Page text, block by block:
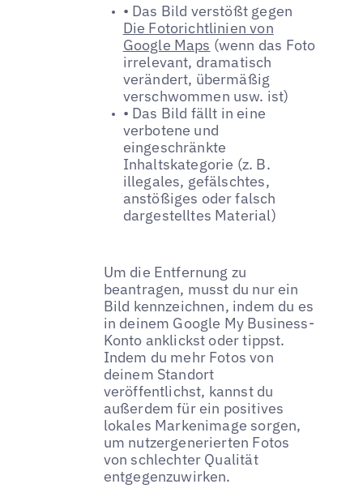
• Das Bild verstößt gegen
Die Fotorichtlinien von
Google Maps (wenn das Foto
irrelevant, dramatisch
verändert, übermäßig
verschwommen usw. ist)
• Das Bild fällt in eine
verbotene und
eingeschränkte
Inhaltskategorie (z. B.
illegales, gefälschtes,
anstößiges oder falsch
dargestelltes Material)
Um die Entfernung zu
beantragen, musst du nur ein
Bild kennzeichnen, indem du es
in deinem Google My Business-
Konto anklickst oder tippst.
Indem du mehr Fotos von
deinem Standort
veröffentlichst, kannst du
außerdem für ein positives
lokales Markenimage sorgen,
um nutzergenerierten Fotos
von schlechter Qualität
entgegenzuwirken.